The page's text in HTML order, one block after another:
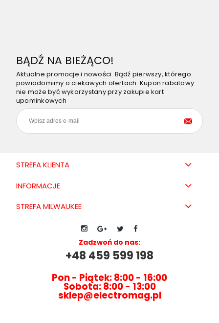
BĄDŹ NA BIEŻĄCO!
Aktualne promocje i nowości. Bądź pierwszy, którego
powiadomimy o ciekawych ofertach. Kupon rabatowy
nie może być wykorzystany przy zakupie kart
upominkowych
STREFA KLIENTA
INFORMACJE
STREFA MILWAUKEE
Zadzwoń do nas:
+48 459 599 198
Pon - Piątek: 8:00 - 16:00
Sobota: 8:00 - 13:00
sklep@electromag.pl